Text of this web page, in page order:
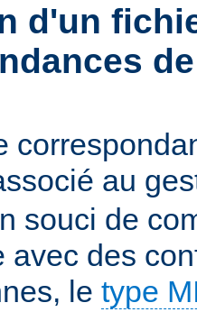
d'un
au
souci de
avec des
le type